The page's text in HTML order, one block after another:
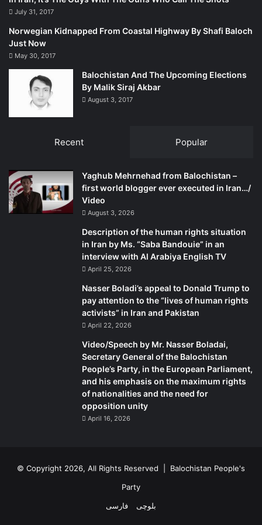
July 31, 2017
Norwegian Kidnapped From Coastal Highway By Shafi Baloch
Just Now
May 30, 2017
Balochistan And The Upcoming Elections
By Malik Siraj Akbar
August 3, 2017
Recent Popular
Yaghub Mehrnehad from Balochistan –
first world blogger ever executed in Iran…/
Video
August 3, 2026
Description of the human rights situation
in Iran by Ms. “Saba Bandouie” in an
interview with Al Arabiya English TV
April 25, 2026
Nasser Boladi’s appeal to Donald Trump to
pay attention to the “lives of human rights
activists” in Iran and Pakistan
April 22, 2026
Video/Speech by Mr. Nasser Boladai,
Secretary General of the Balochistan
People’s Party, in the European Parliament,
and his emphasis on the maximum rights
of nationalities and the need for
opposition unity
April 16, 2026
© Copyright 2026, All Rights Reserved | Balochistan People's
Party
فارسی
بلوچی